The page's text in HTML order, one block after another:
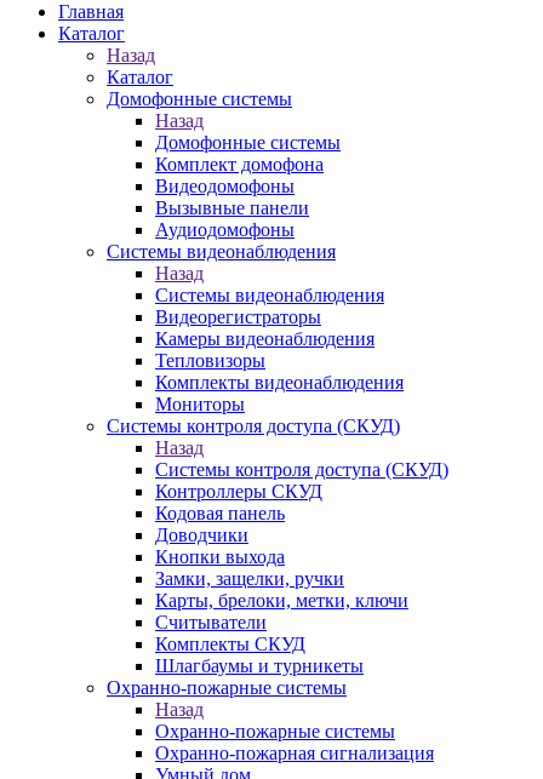
Главная
Каталог
Назад
Каталог
Домофонные системы
Назад
Домофонные системы
Комплект домофона
Видеодомофоны
Вызывные панели
Аудиодомофоны
Системы видеонаблюдения
Назад
Системы видеонаблюдения
Видеорегистраторы
Камеры видеонаблюдения
Тепловизоры
Комплекты видеонаблюдения
Мониторы
Системы контроля доступа (СКУД)
Назад
Системы контроля доступа (СКУД)
Контроллеры СКУД
Кодовая панель
Доводчики
Кнопки выхода
Замки, защелки, ручки
Карты, брелоки, метки, ключи
Считыватели
Комплекты СКУД
Шлагбаумы и турникеты
Охранно-пожарные системы
Назад
Охранно-пожарные системы
Охранно-пожарная сигнализация
Умный дом